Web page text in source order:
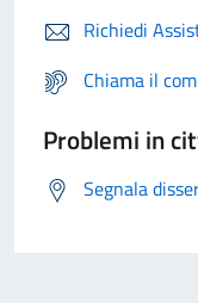
Richiedi
Chiama il
Problemi in
Segnala